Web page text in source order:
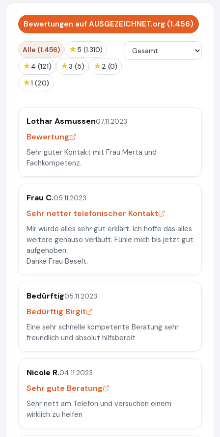
Bewertungen auf AUSGEZEICHNET.org (1.456)
Alle (1.456) ★ 5 (1.310)
★ 4 (121) ★ 3 (5) ★ 2 (0)
★ 1 (20)
Lothar Asmussen07.11.2023
Bewertung
Sehr guter Kontakt mit Frau Merta und
Fachkompetenz.
Frau C.05.11.2023
Sehr netter telefonischer Kontakt
Mir wurde alles sehr gut erklärt. Ich hoffe das alles
weitere genauso verläuft. Fühle mich bis jetzt gut
aufgehoben.
Danke Frau Beselt.
Bedürftig05.11.2023
Bedürftig Birgit
Eine sehr schnelle kompetente Beratung sehr
freundlich und absolut hilfsbereit
Nicole R.04.11.2023
Sehr gute Beratung
Sehr nett am Telefon und versuchen einem
wirklich zu helfen